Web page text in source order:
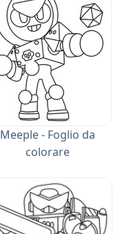
Meeple - Foglio da
colorare